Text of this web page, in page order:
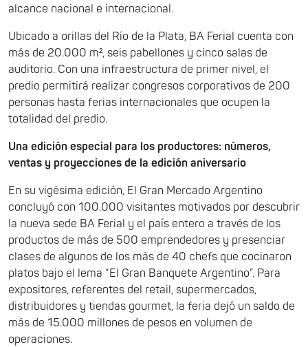
alcance nacional e internacional.
Ubicado a orillas del Río de la Plata, BA Ferial cuenta con
más de 20.000 m², seis pabellones y cinco salas de
auditorio. Con una infraestructura de primer nivel, el
predio permitirá realizar congresos corporativos de 200
personas hasta ferias internacionales que ocupen la
totalidad del predio.
Una edición especial para los productores: números,
ventas y proyecciones de la edición aniversario
En su vigésima edición, El Gran Mercado Argentino
concluyó con 100.000 visitantes motivados por descubrir
la nueva sede BA Ferial y el país entero a través de los
productos de más de 500 emprendedores y presenciar
clases de algunos de los más de 40 chefs que cocinaron
platos bajo el lema “El Gran Banquete Argentino”. Para
expositores, referentes del retail, supermercados,
distribuidores y tiendas gourmet, la feria dejó un saldo de
más de 15.000 millones de pesos en volumen de
operaciones.